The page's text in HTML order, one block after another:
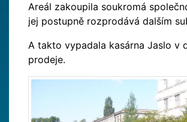
Areál zakoupila soukromá
jej postupně rozprodává dalším
A takto vypadala kasárna Jaslo v
prodeje.